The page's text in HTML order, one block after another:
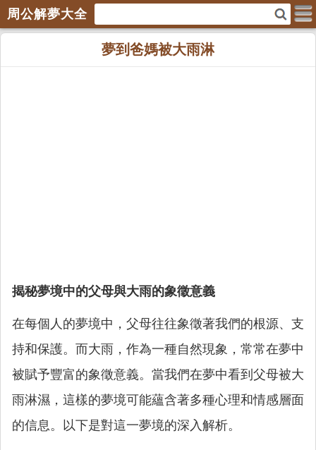
周公解夢大全
夢到爸媽被大雨淋
揭秘夢境中的父母與大雨的象徵意義
在每個人的夢境中，父母往往象徵著我們的根源、支
持和保護。而大雨，作為一種自然現象，常常在夢中
被賦予豐富的象徵意義。當我們在夢中看到父母被大
雨淋濕，這樣的夢境可能蘊含著多種心理和情感層面
的信息。以下是對這一夢境的深入解析。